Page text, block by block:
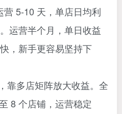
5-10 天，单店日均利
运营半个月，单日收益
，新手更容易坚持下
靠多店矩阵放大收益。全
8 个店铺，运营稳定